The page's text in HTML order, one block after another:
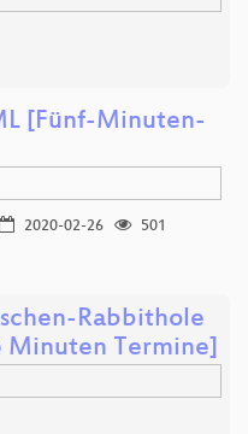
[Fünf-Minuten-
2020-02-26
501
Rabbithole
Termine]